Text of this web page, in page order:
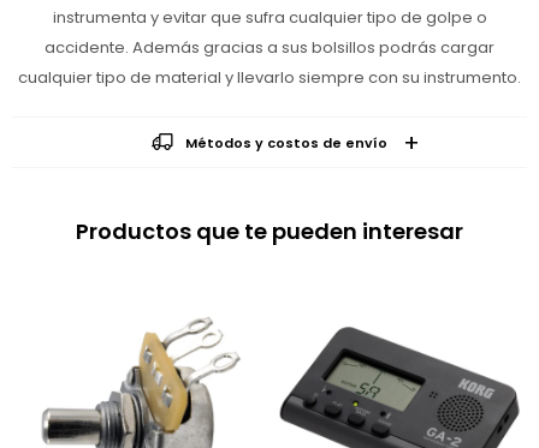
instrumenta y evitar que sufra cualquier tipo de golpe o
accidente. Además gracias a sus bolsillos podrás cargar
cualquier tipo de material y llevarlo siempre con su instrumento.
Métodos y costos de envío
Productos que te pueden interesar